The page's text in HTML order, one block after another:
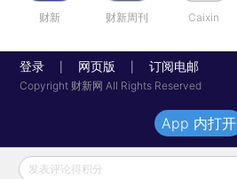
财新 财新周刊 Caixin
登录 网页版 订阅电邮
Copyright 财新网 All Rights Reserved
发表评论得积分
App 内打开